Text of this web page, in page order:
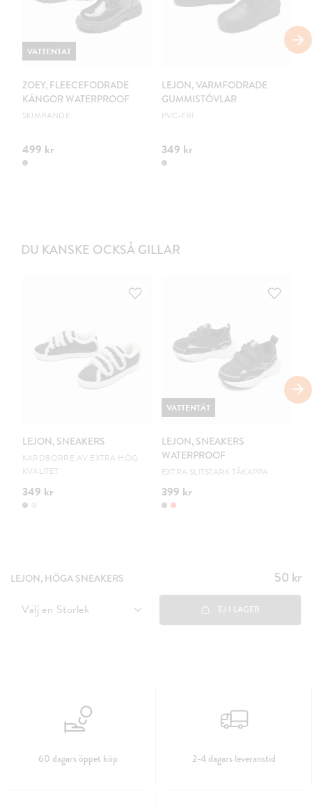
ZOEY, FLEECEFODRADE
KÄNGOR WATERPROOF
SKIMRANDE
499 kr
VATTENTÄT
LEJON, VARMFODRADE
GUMMISTÖVLAR
PVC-FRI
349 kr
DU KANSKE OCKSÅ GILLAR
LEJON, SNEAKERS
KARDBORRE AV EXTRA HÖG
KVALITET
349 kr
LEJON, SNEAKERS
WATERPROOF
EXTRA SLITSTARK TÅKAPPA
399 kr
VATTENTÄT
LEJON, HÖGA SNEAKERS Pris:
50 kr
50 kr
Välj en Storlek EJ I LAGER
60 dagars öppet köp 2-4 dagars leveranstid